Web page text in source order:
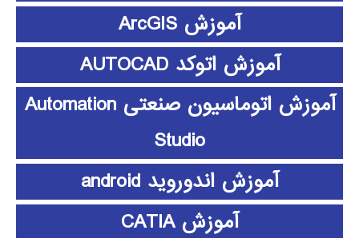
آموزش ArcGIS
آموزش اتوکد AUTOCAD
آموزش اتوماسیون صنعتی Automation
Studio
آموزش اندوروید android
آموزش CATIA